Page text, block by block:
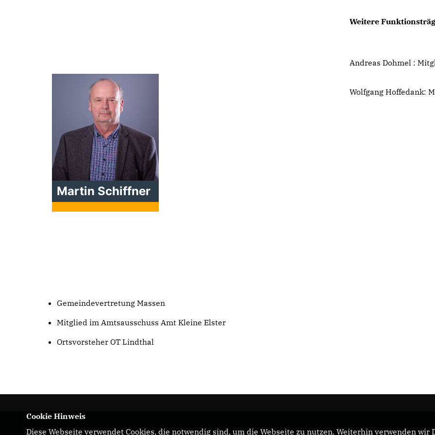
Martin Schiffner
Gemeindevertretung Massen
Mitglied im Amtsausschuss Amt Kleine Elster
Ortsvorsteher OT Lindthal
Weitere
Andreas Dohmel :
Wolfgang Hoffedank:
CDU Kreisverband Elbe-Elster
Cookie Hinweis
Diese Webseite verwendet Cookies, die notwendig sind, um die Webseite zu nutzen. Weiterhin verwenden